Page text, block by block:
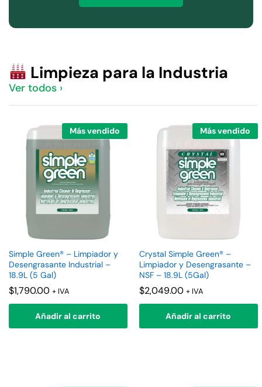
Limpieza para la Industria
Ver todos ›
Más vendido
Simple Green® – Limpiador y
Desengrasante Industrial –
18.9L (5 Gal)
$1,790.00 + IVA
Añadir al carrito
Más vendido
Crystal Simple Green® –
Limpiador y Desengrasante –
NSF – 18.9L (5Gal)
$2,049.00 + IVA
Añadir al carrito